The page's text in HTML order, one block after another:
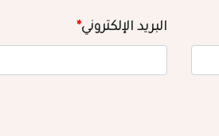
البريد الإلكتروني*